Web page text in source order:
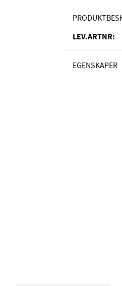
LEV.ARTNR:
EGENSKAPER